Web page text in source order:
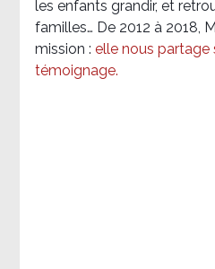
les enfants grandir, et
familles… De 2012 à 2018,
mission : elle nous partage
témoignage.